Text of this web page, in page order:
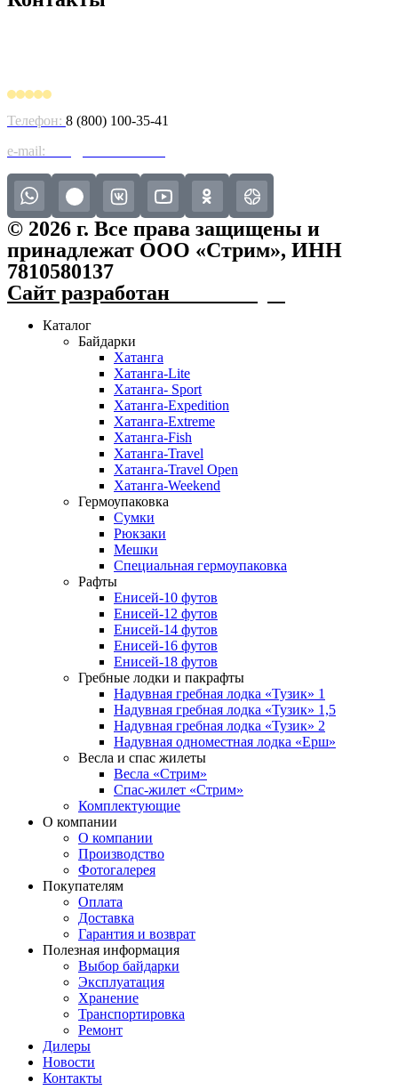
Телефон: 8 (800) 100-35-41
e-mail:
© 2026 г. Все права защищены и
принадлежат ООО «Стрим», ИНН
7810580137
Сайт разработан
Каталог
Байдарки
Хатанга
Хатанга-Lite
Хатанга- Sport
Хатанга-Expedition
Хатанга-Extreme
Хатанга-Fish
Хатанга-Travel
Хатанга-Travel Open
Хатанга-Weekend
Гермоупаковка
Сумки
Рюкзаки
Мешки
Специальная гермоупаковка
Рафты
Енисей-10 футов
Енисей-12 футов
Енисей-14 футов
Енисей-16 футов
Енисей-18 футов
Гребные лодки и пакрафты
Надувная гребная лодка «Тузик» 1
Надувная гребная лодка «Тузик» 1,5
Надувная гребная лодка «Тузик» 2
Надувная одноместная лодка «Ерш»
Весла и спас жилеты
Весла «Стрим»
Спас-жилет «Стрим»
Комплектующие
О компании
О компании
Производство
Фотогалерея
Покупателям
Оплата
Доставка
Гарантия и возврат
Полезная информация
Выбор байдарки
Эксплуатация
Хранение
Транспортировка
Ремонт
Дилеры
Новости
Контакты